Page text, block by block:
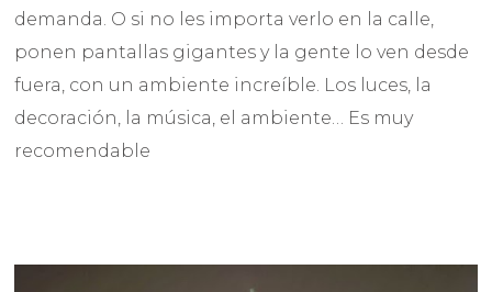
demanda. O si no les importa verlo en la calle,
ponen pantallas gigantes y la gente lo ven desde
fuera, con un ambiente increíble. Los luces, la
decoración, la música, el ambiente… Es muy
recomendable